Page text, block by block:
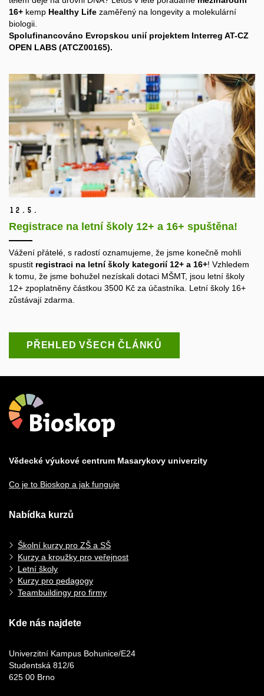
16+ kemp Healthy Life zaměřený na longevity a molekulární
biologii.
Spolufinancováno Evropskou unií projektem Interreg AT-CZ
OPEN LABS (ATCZ00165).
12. 5.
Registrace na letní školy 12+ a 16+ spuštěna!
Vážení přátelé, s radostí oznamujeme, že jsme konečně mohli
spustit registraci na letní školy kategorií 12+ a 16+! Vzhledem
k tomu, že jsme bohužel nezískali dotaci MŠMT, jsou letní školy
12+ zpoplatněny částkou 3500 Kč za účastníka. Letní školy 16+
zůstávají zdarma.
PŘEHLED VŠECH ČLÁNKŮ
Vědecké výukové centrum Masarykovy univerzity
Co je to Bioskop a jak funguje
Nabídka kurzů
Školní kurzy pro ZŠ a SŠ
Kurzy a kroužky pro veřejnost
Letní školy
Kurzy pro pedagogy
Teambuildingy pro firmy
Kde nás najdete
Univerzitní Kampus Bohunice/E24
Studentská 812/6
625 00 Brno